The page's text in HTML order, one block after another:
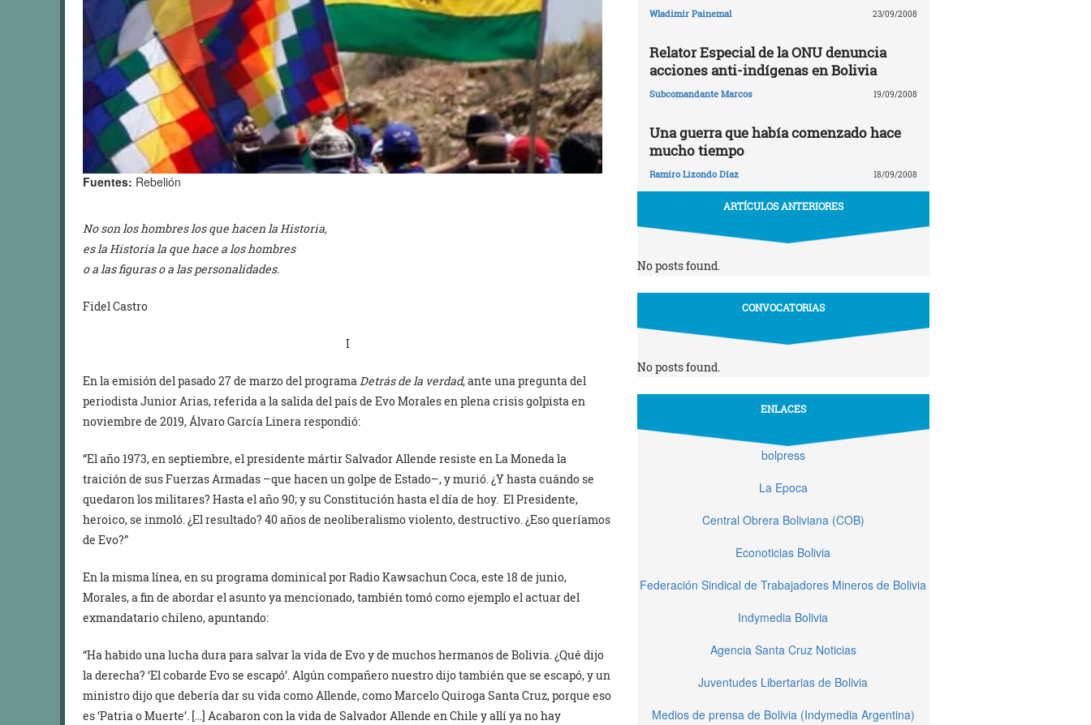
Fuentes: Rebelión
No son los hombres los que hacen la Historia,
es la Historia la que hace a los hombres
o a las figuras o a las personalidades.
Fidel Castro
I
En la emisión del pasado 27 de marzo del programaDetrás de la verdad, ante una pregunta del
periodista Junior Arias, referida a la salida del país de Evo Morales en plena crisis golpista en
noviembre de 2019, Álvaro García Linera respondió:
“El año 1973, en septiembre, el presidente mártir Salvador Allende resiste en La Moneda la
traición de sus Fuerzas Armadas –que hacen un golpe de Estado–, y murió. ¿Y hasta cuándo se
quedaron los militares? Hasta el año 90; y su Constitución hasta el día de hoy. El Presidente,
heroico, se inmoló. ¿El resultado? 40 años de neoliberalismo violento, destructivo. ¿Eso queríamos
de Evo?”
En la misma línea, en su programa dominical por Radio Kawsachun Coca, este 18 de junio,
Morales, a fin de abordar el asunto ya mencionado, también tomó como ejemplo el actuar del
exmandatario chileno, apuntando:
“Ha habido una lucha dura para salvar la vida de Evo y de muchos hermanos de Bolivia. ¿Qué dijo
la derecha? ‘El cobarde Evo se escapó’. Algún compañero nuestro dijo también que se escapó, y un
ministro dijo que debería dar su vida como Allende, como Marcelo Quiroga Santa Cruz, porque eso
es ‘Patria o Muerte’. […] Acabaron con la vida de Salvador Allende en Chile y allí ya no hay
Wladimir Painemal 23/09/2008
Relator Especial de la ONU denuncia
acciones anti-indígenas en Bolivia
Subcomandante Marcos 19/09/2008
Una guerra que había comenzado hace
mucho tiempo
Ramiro Lizondo Díaz 18/09/2008
ARTÍCULOS ANTERIORES
No posts found.
CONVOCATORIAS
No posts found.
ENLACES
bolpress
La Epoca
Central Obrera Boliviana (COB)
Econoticias Bolivia
Federación Sindical de Trabajadores Mineros de Bolivia
Indymedia Bolivia
Agencia Santa Cruz Noticias
Juventudes Libertarias de Bolivia
Medios de prensa de Bolivia (Indymedia Argentina)